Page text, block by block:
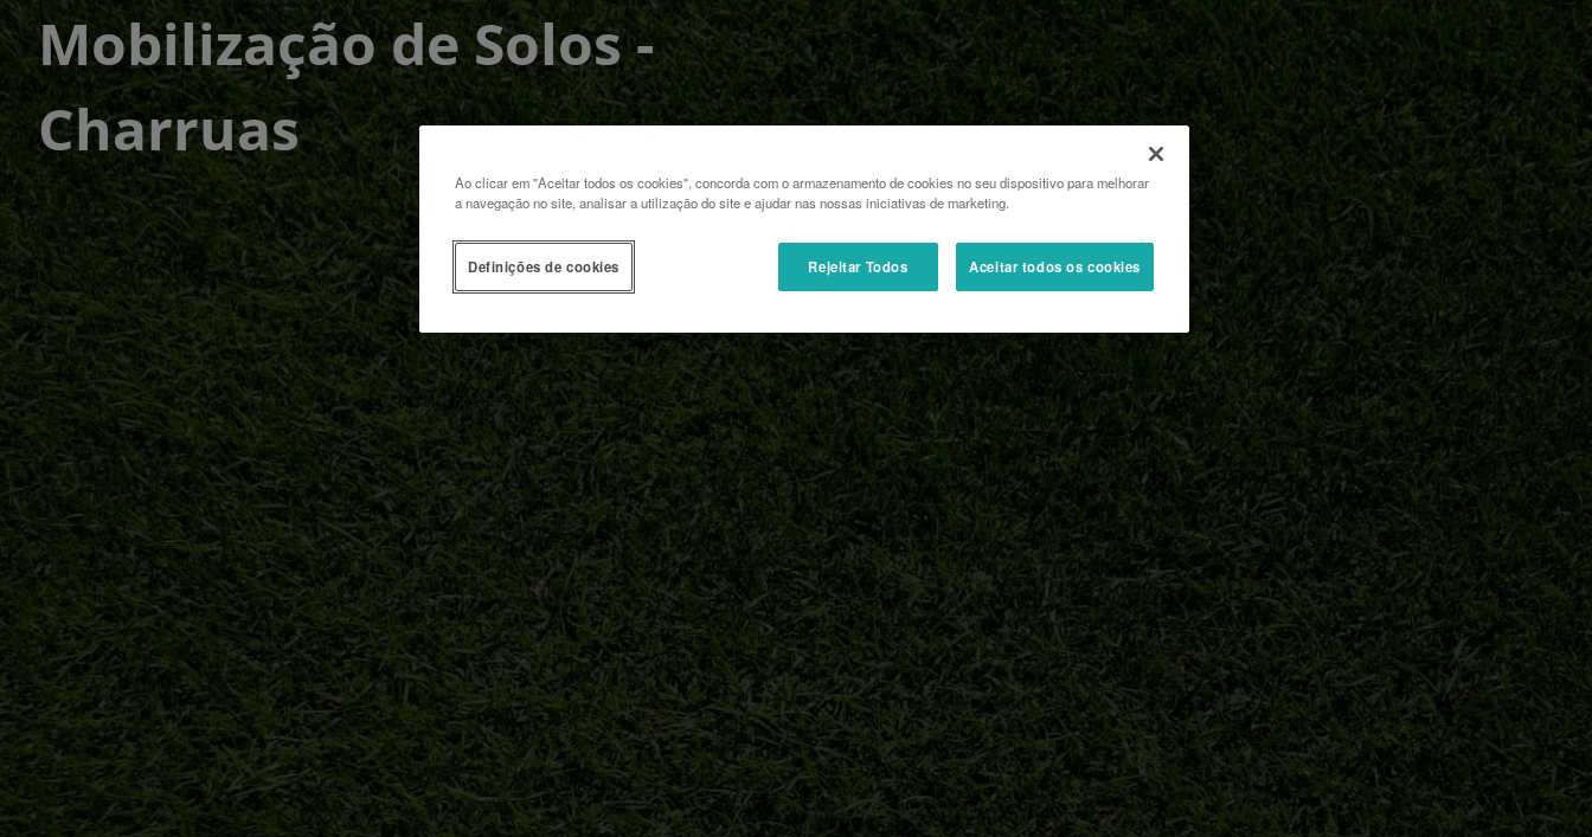
Mobilização de Solos -
Charruas
Ao clicar em "Aceitar todos os cookies", concorda com o armazenamento de cookies no seu dispositivo para melhorar
a navegação no site, analisar a utilização do site e ajudar nas nossas iniciativas de marketing.
Rejeitar Todos Aceitar todos os cookies
Definições de cookies